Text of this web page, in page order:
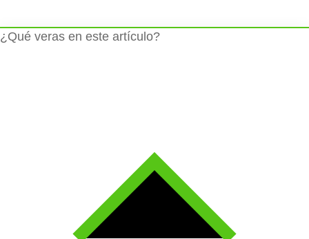
¿Qué veras en este artículo?